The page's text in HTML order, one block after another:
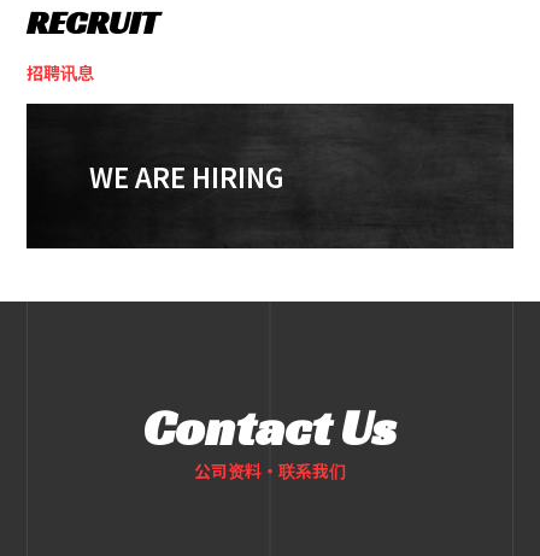
RECRUIT
招聘讯息
WE ARE HIRING
Contact Us
公司资料・联系我们